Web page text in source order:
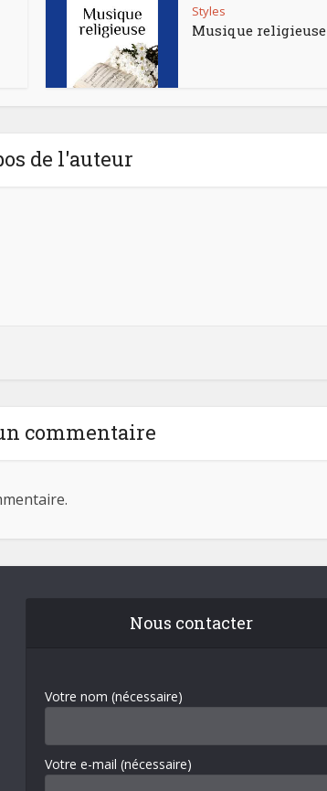
Styles
Musique religieuse
de l'auteur
commentaire
Nous contacter
Votre nom (nécessaire)
Votre e-mail (nécessaire)